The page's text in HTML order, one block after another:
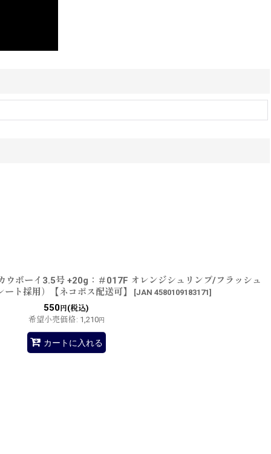
ウボーイ3.5号 +20g：＃017F オレンジシュリンプ/フラッシュ
ト採用）【ネコポス配送可】
[JAN 4580109183171]
550 円(税込)
希望小売価格: 1,210円
カートに入れる